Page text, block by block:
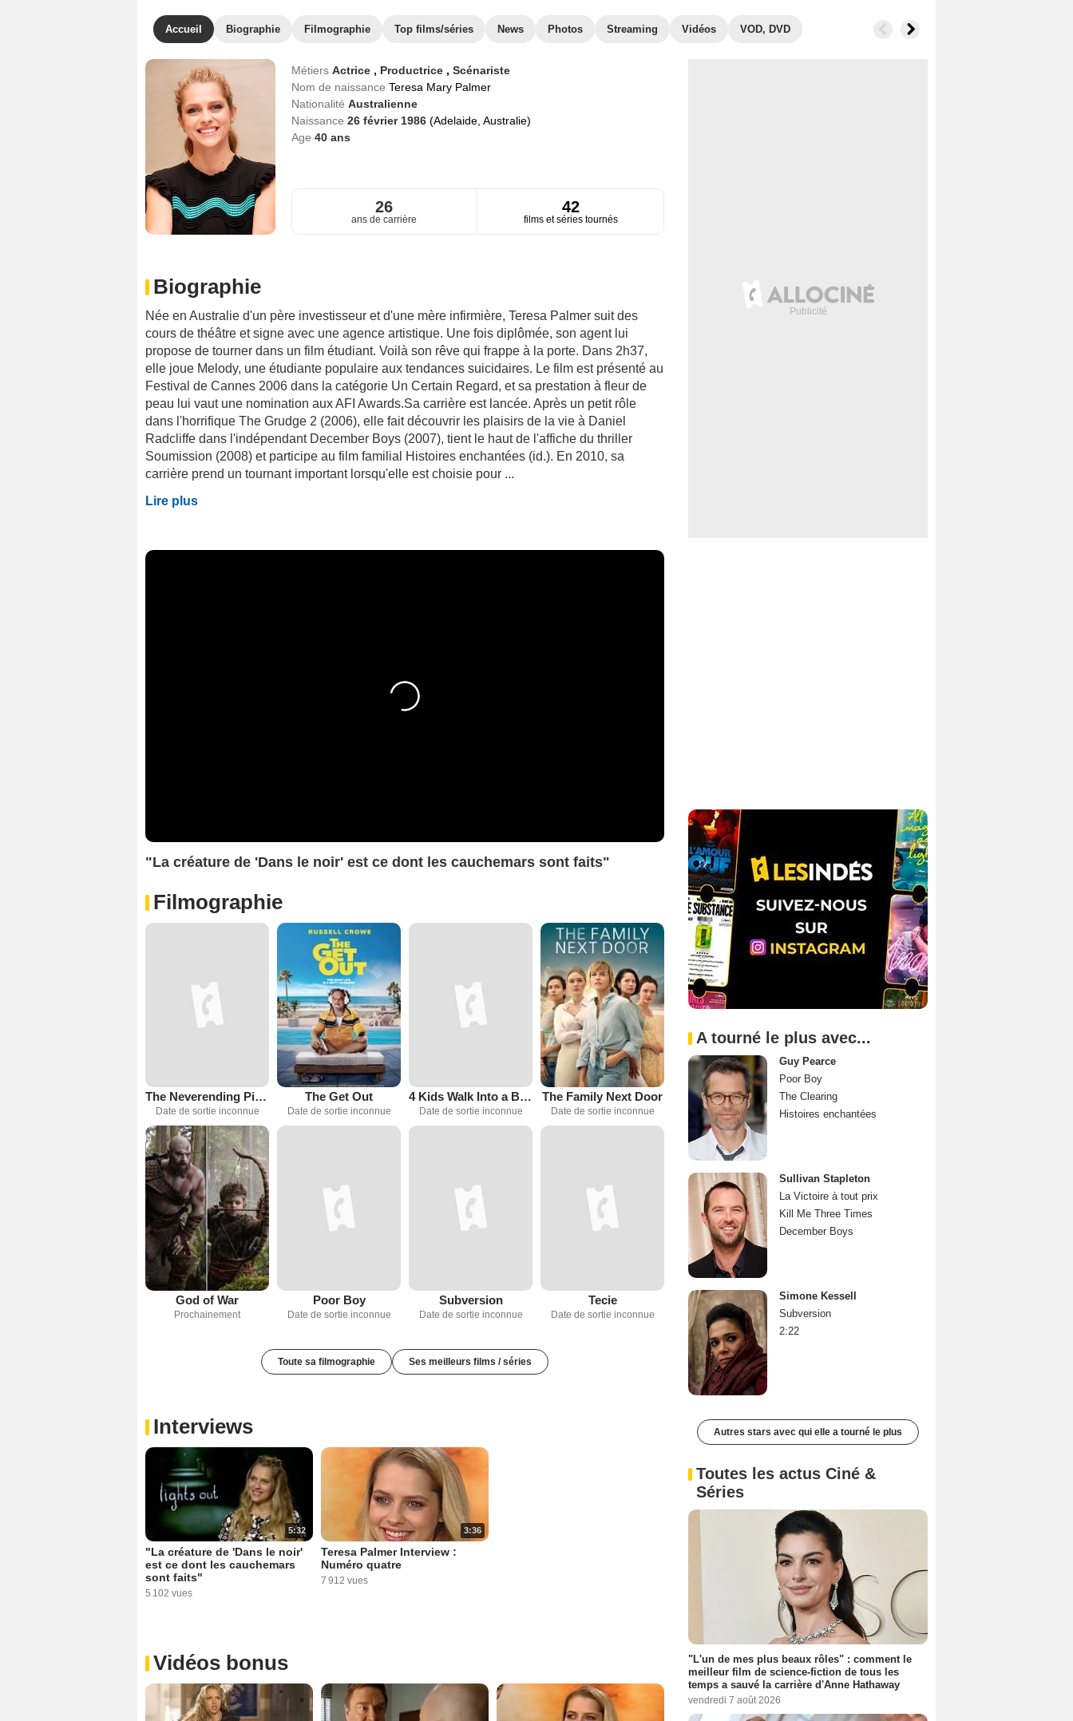
Accueil Biographie Filmographie Top films/séries News Photos Streaming Vidéos VOD, DVD
Métiers Actrice , Productrice , Scénariste
Nom de naissance Teresa Mary Palmer
Nationalité Australienne
Naissance 26 février 1986 (Adelaide, Australie)
Age 40ans
26
ans de carrière
42
films et séries tournés
Biographie
Née en Australie d'un père investisseur et d'une mère infirmière, Teresa Palmer suit des
cours de théâtre et signe avec une agence artistique. Une fois diplômée, son agent lui
propose de tourner dans un film étudiant. Voilà son rêve qui frappe à la porte. Dans 2h37,
elle joue Melody, une étudiante populaire aux tendances suicidaires. Le film est présenté au
Festival de Cannes 2006 dans la catégorie Un Certain Regard, et sa prestation à fleur de
peau lui vaut une nomination aux AFI Awards.Sa carrière est lancée. Après un petit rôle
dans l'horrifique The Grudge 2 (2006), elle fait découvrir les plaisirs de la vie à Daniel
Radcliffe dans l'indépendant December Boys (2007), tient le haut de l'affiche du thriller
Soumission (2008) et participe au film familial Histoires enchantées (id.). En 2010, sa
carrière prend un tournant important lorsqu'elle est choisie pour ...
Lire plus
"La créature de 'Dans le noir' est ce dont les cauchemars sont faits"
Filmographie
The Neverending Pillow Fort
Date de sortie inconnue
The Get Out
Date de sortie inconnue
4 Kids Walk Into a Bank
Date de sortie inconnue
The Family Next Door
Date de sortie inconnue
God of War
Prochainement
Poor Boy
Date de sortie inconnue
Subversion
Date de sortie inconnue
Tecie
Date de sortie inconnue
Toute sa filmographie Ses meilleurs films / séries
Interviews
5:32
"La créature de 'Dans le noir'
est ce dont les cauchemars
sont faits"
5 102 vues
3:36
Teresa Palmer Interview :
Numéro quatre
7 912 vues
Vidéos bonus
A tourné le plus avec...
Guy Pearce
Poor Boy
The Clearing
Histoires enchantées
Sullivan Stapleton
La Victoire à tout prix
Kill Me Three Times
December Boys
Simone Kessell
Subversion
2:22
Autres stars avec qui elle a tourné le plus
Toutes les actus Ciné &
Séries
"L'un de mes plus beaux rôles" : comment le
meilleur film de science-fiction de tous les
temps a sauvé la carrière d'Anne Hathaway
vendredi 7 août 2026